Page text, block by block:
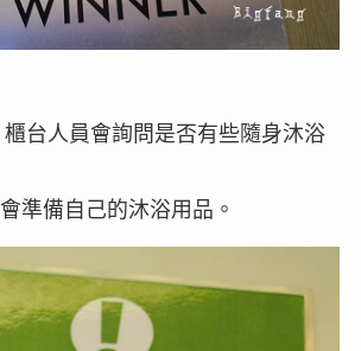
櫃台人員會詢問是否有些隨身沐浴
準備自己的沐浴用品。